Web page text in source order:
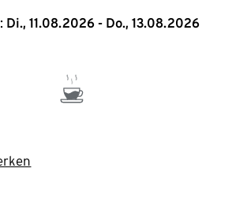
Di., 11.08.2026 - Do., 13.08.2026